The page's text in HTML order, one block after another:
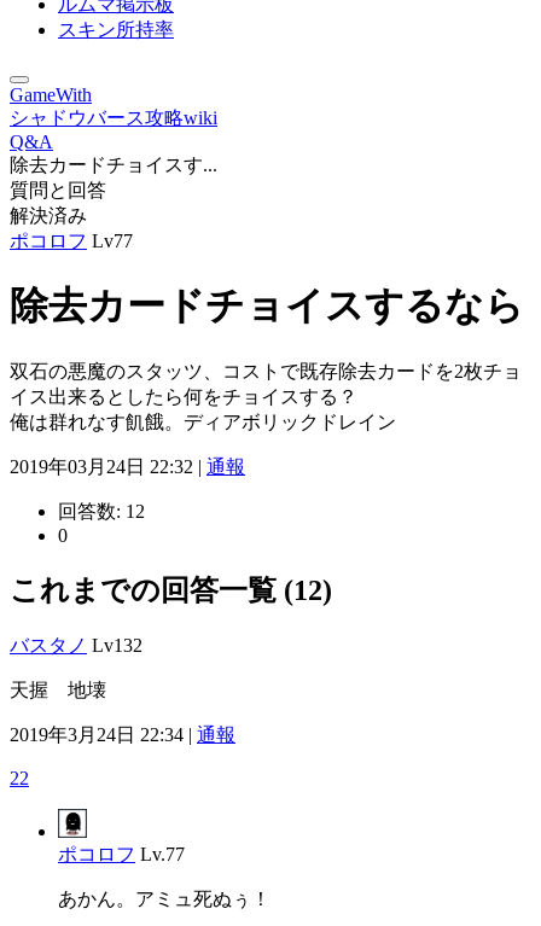
ルムマ掲示板
スキン所持率
GameWith
シャドウバース攻略wiki
Q&A
除去カードチョイスす...
質問と回答
解決済み
ポコロフ Lv77
除去カードチョイスするなら
双石の悪魔のスタッツ、コストで既存除去カードを2枚チョ
イス出来るとしたら何をチョイスする？
俺は群れなす飢餓。ディアボリックドレイン
2019年03月24日 22:32 | 通報
回答数: 12
0
これまでの回答一覧 (12)
バスタノ Lv132
天握 地壊
2019年3月24日 22:34 | 通報
22
ポコロフ Lv.77
あかん。アミュ死ぬぅ！